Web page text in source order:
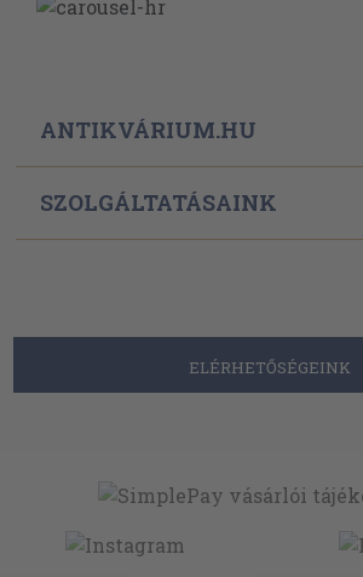
ANTIKVÁRIUM.HU
SZOLGÁLTATÁSAINK
ELÉRHETŐSÉGEINK